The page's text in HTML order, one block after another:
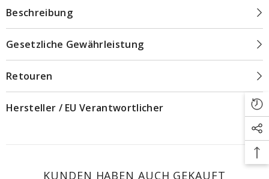
Beschreibung
Gesetzliche Gewährleistung
Retouren
Hersteller / EU Verantwortlicher
KUNDEN HABEN AUCH GEKAUFT